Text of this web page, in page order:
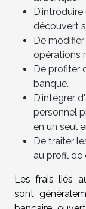
découvert
De
opérations
De profiter
banque.
D’intégrer
personnel
en un seul
De traiter
au profil de
Les frais liés
sont